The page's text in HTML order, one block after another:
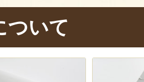
ニジマスを塩焼きに
と焼いていると、じ
ついて